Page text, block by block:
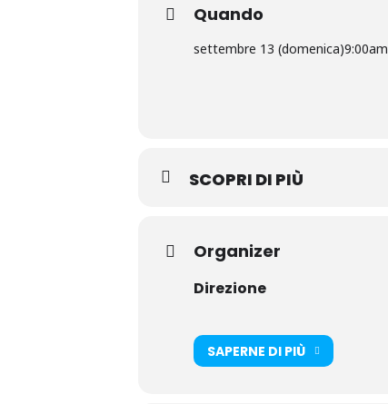
Quando
settembre 13 (domenica)9:00am
SCOPRI DI PIÙ
Organizer
Direzione
SAPERNE DI PIÙ